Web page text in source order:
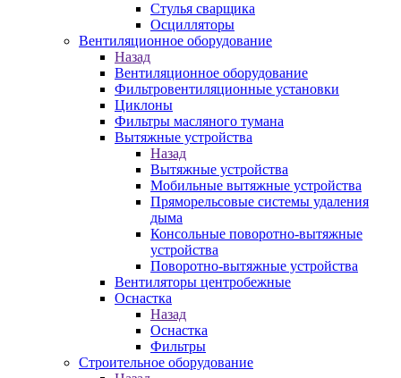
Стулья сварщика
Осцилляторы
Вентиляционное оборудование
Назад
Вентиляционное оборудование
Фильтровентиляционные установки
Циклоны
Фильтры масляного тумана
Вытяжные устройства
Назад
Вытяжные устройства
Мобильные вытяжные устройства
Пряморельсовые системы удаления
дыма
Консольные поворотно-вытяжные
устройства
Поворотно-вытяжные устройства
Вентиляторы центробежные
Оснастка
Назад
Оснастка
Фильтры
Строительное оборудование